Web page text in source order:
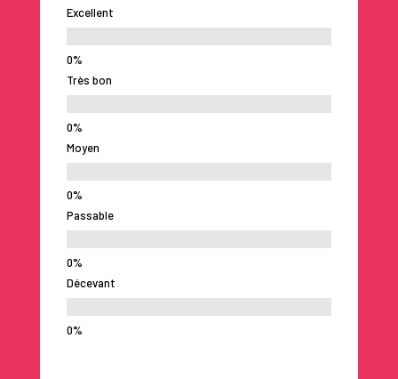
Excellent
Très bon
Moyen
Passable
Décevant